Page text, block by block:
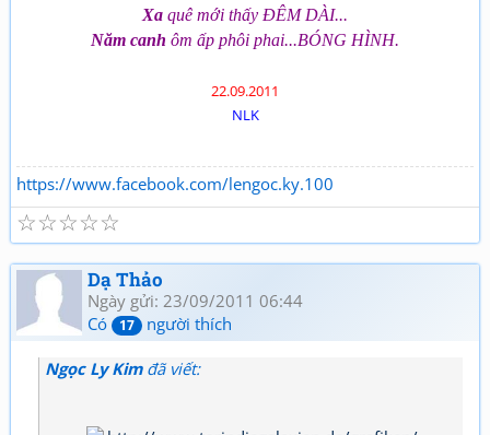
Xa quê mới thấy ĐÊM DÀI...
Năm canh ôm ấp phôi phai...BÓNG HÌNH.
22.09.2011
NLK
https://www.facebook.com/lengoc.ky.100
☆
☆
☆
☆
☆
Dạ Thảo
Ngày gửi: 23/09/2011 06:44
Có
17 người thích
Ngọc Ly Kimđã viết: